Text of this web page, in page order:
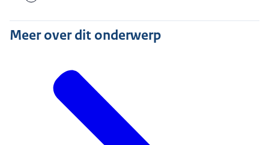
Meer over dit onderwerp